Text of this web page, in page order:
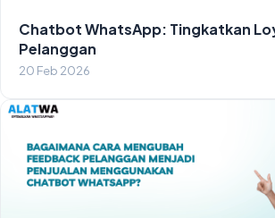
Chatbot WhatsApp: Tingkatkan
Pelanggan
20 Feb 2026